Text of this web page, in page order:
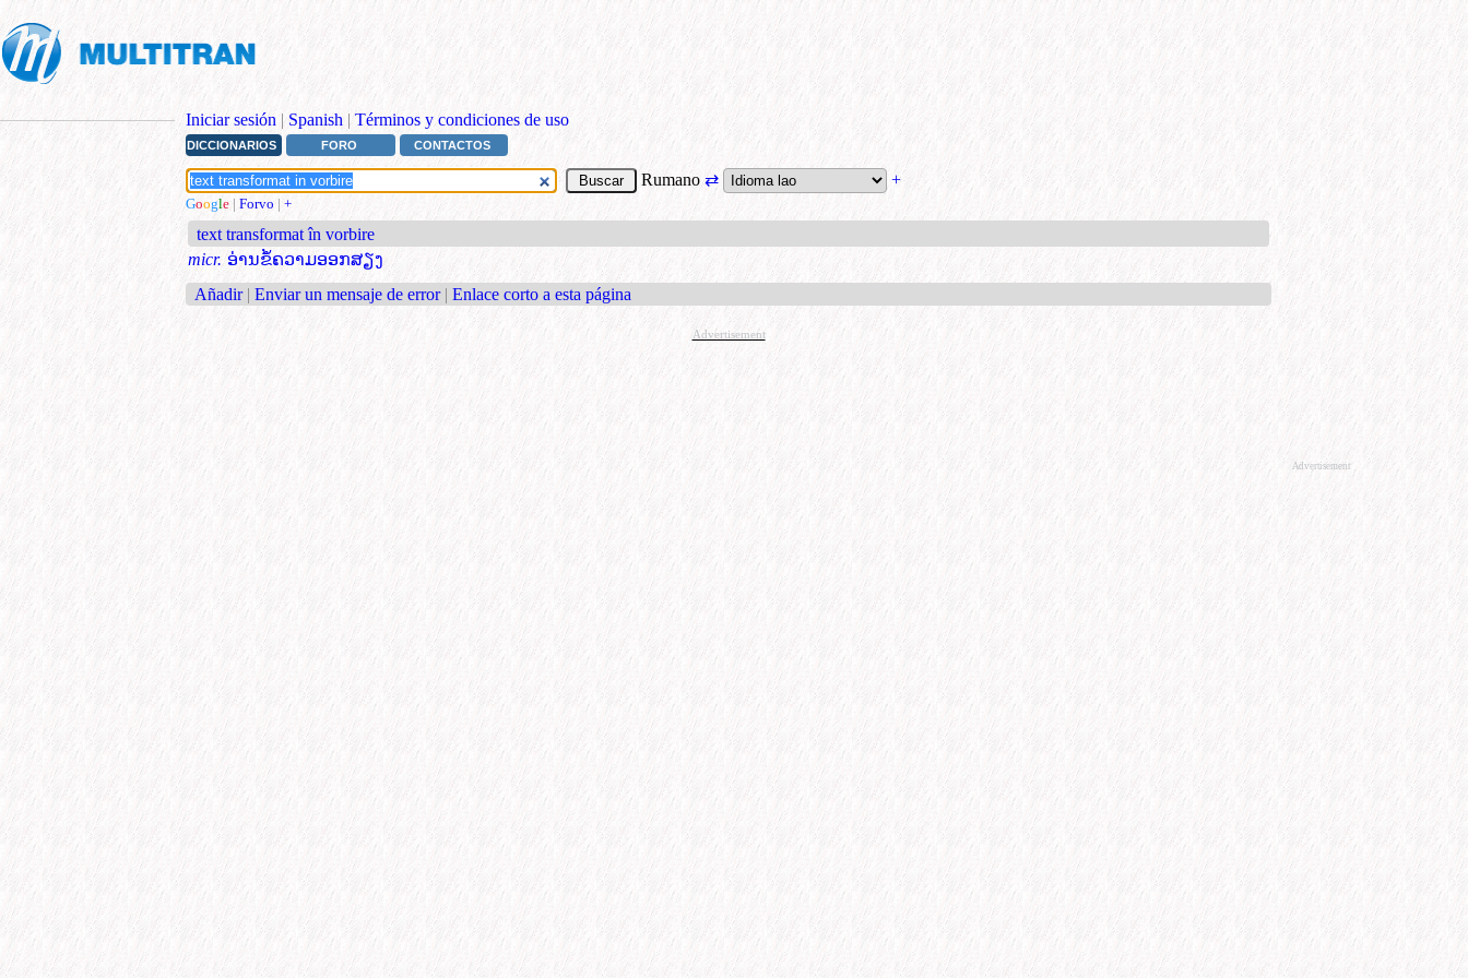
Iniciar sesión | Spanish | Términos y condiciones de uso
DICCIONARIOS FORO CONTACTOS
Rumano ⇄ +
Google | Forvo | +
text transformat în vorbire
micr. ອ່ານຂໍ້ຄວາມອອກສຽງ
Añadir | Enviar un mensaje de error | Enlace corto a esta página
Advertisement
Advertisement